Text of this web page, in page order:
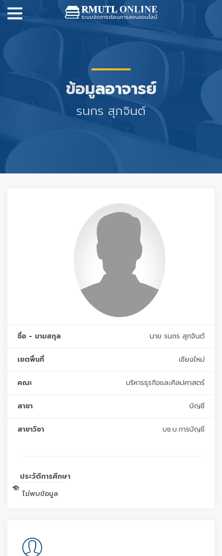
ข้อมูลอาจารย์
รนกร สุภจินต์
ชื่อ - นามสกุล นาย รนกร สุภจินต์
เขตพื่นที่ เชียงใหม่
คณะ บริหารธุรกิจและศิลปศาสตร์
สาขา บัญชี
สาขาวิชา บช.บ.การบัญชี
ประวัติการศึกษา
ไม่พบข้อมูล